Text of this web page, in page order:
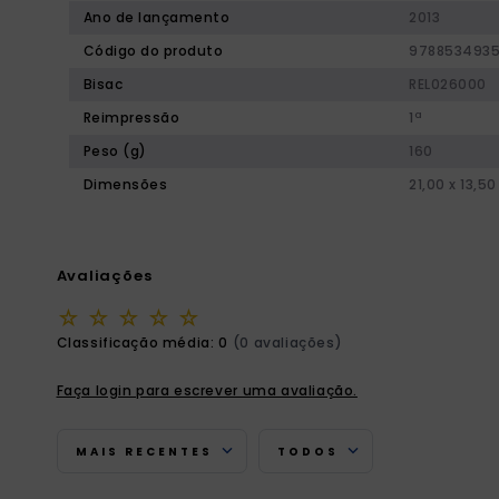
Ano de lançamento
2013
Código do produto
Bisac
REL026000
Reimpressão
1ª
Peso (g)
160
Dimensões
21,00 x 13,50
Avaliações
☆ ☆ ☆ ☆ ☆
Classificação média: 0 (0 avaliações)
Faça login para escrever uma avaliação.
MAIS RECENTES TODOS